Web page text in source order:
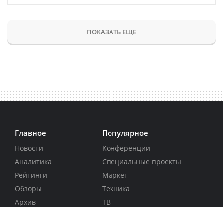
ПОКАЗАТЬ ЕЩЕ
Главное
Новости
Аналитика
Рейтинги
Обзоры
Архив
Популярное
Конференции
Специальные проекты
Маркет
Техника
ТВ